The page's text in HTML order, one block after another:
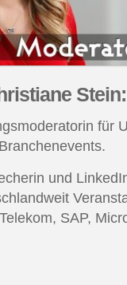
Stein:
für
und
SAP,